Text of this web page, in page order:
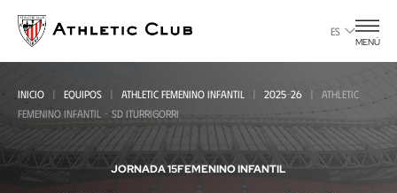
contenido
principal
ES
MENÚ
INICIO EQUIPOS ATHLETIC FEMENINO INFANTIL 2025-26
ATHLETIC
FEMENINO INFANTIL - SD ITURRIGORRI
JORNADA 15FEMENINO INFANTIL